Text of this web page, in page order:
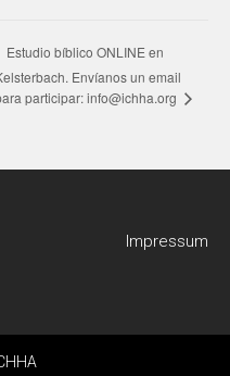
Estudio bíblico ONLINE en
Envíanos un email
participar: info@ichha.org
Impressum